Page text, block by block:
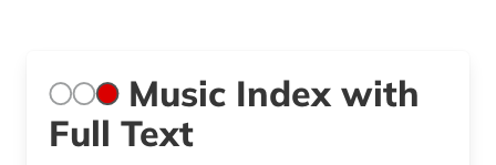
Music Index with
Full Text